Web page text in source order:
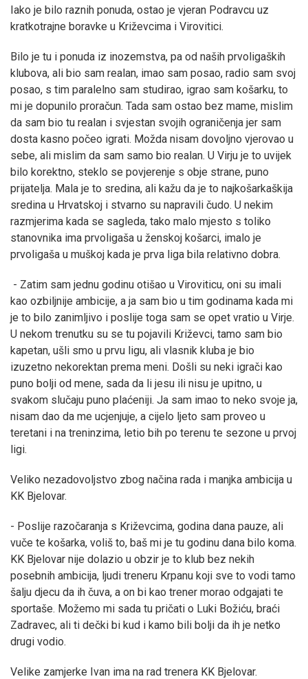
Iako je bilo raznih ponuda, ostao je vjeran Podravcu uz
kratkotrajne boravke u Križevcima i Virovitici.
Bilo je tu i ponuda iz inozemstva, pa od naših prvoligaških
klubova, ali bio sam realan, imao sam posao, radio sam svoj
posao, s tim paralelno sam studirao, igrao sam košarku, to
mi je dopunilo proračun. Tada sam ostao bez mame, mislim
da sam bio tu realan i svjestan svojih ograničenja jer sam
dosta kasno počeo igrati. Možda nisam dovoljno vjerovao u
sebe, ali mislim da sam samo bio realan. U Virju je to uvijek
bilo korektno, steklo se povjerenje s obje strane, puno
prijatelja. Mala je to sredina, ali kažu da je to najkošarkaškija
sredina u Hrvatskoj i stvarno su napravili čudo. U nekim
razmjerima kada se sagleda, tako malo mjesto s toliko
stanovnika ima prvoligaša u ženskoj košarci, imalo je
prvoligaša u muškoj kada je prva liga bila relativno dobra.
- Zatim sam jednu godinu otišao u Viroviticu, oni su imali
kao ozbiljnije ambicije, a ja sam bio u tim godinama kada mi
je to bilo zanimljivo i poslije toga sam se opet vratio u Virje.
U nekom trenutku su se tu pojavili Križevci, tamo sam bio
kapetan, ušli smo u prvu ligu, ali vlasnik kluba je bio
izuzetno nekorektan prema meni. Došli su neki igrači kao
puno bolji od mene, sada da li jesu ili nisu je upitno, u
svakom slučaju puno plaćeniji. Ja sam imao to neko svoje ja,
nisam dao da me ucjenjuje, a cijelo ljeto sam proveo u
teretani i na treninzima, letio bih po terenu te sezone u prvoj
ligi.
Veliko nezadovoljstvo zbog načina rada i manjka ambicija u
KK Bjelovar.
- Poslije razočaranja s Križevcima, godina dana pauze, ali
vuče te košarka, voliš to, baš mi je tu godinu dana bilo koma.
KK Bjelovar nije dolazio u obzir je to klub bez nekih
posebnih ambicija, ljudi treneru Krpanu koji sve to vodi tamo
šalju djecu da ih čuva, a on bi kao trener morao odgajati te
sportaše. Možemo mi sada tu pričati o Luki Božiću, braći
Zadravec, ali ti dečki bi kud i kamo bili bolji da ih je netko
drugi vodio.
Velike zamjerke Ivan ima na rad trenera KK Bjelovar.